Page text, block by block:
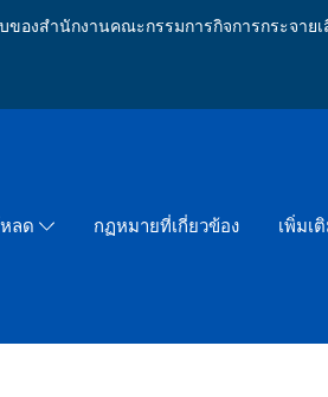
องสำนักงานคณะกรรมการกิจการกระจา
หลด กฏหมายที่เกี่ยวข้อง เพิ่มเ